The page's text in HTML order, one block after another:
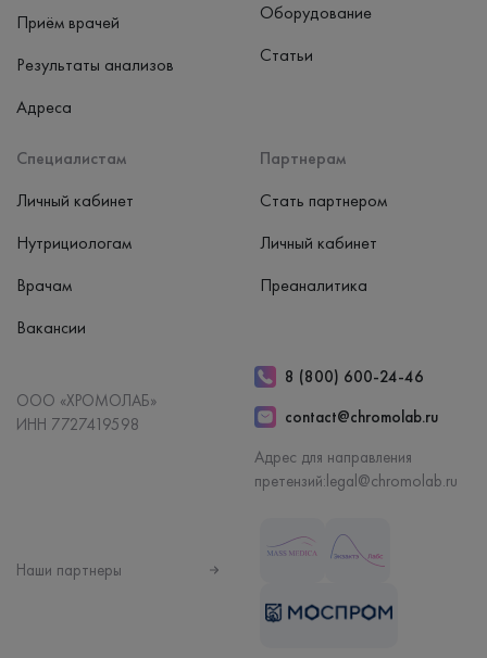
Приём врачей
Результаты анализов
Адреса
Специалистам
Личный кабинет
Нутрициологам
Врачам
Вакансии
Партнерам
Стать партнером
Личный кабинет
Преаналитика
Оборудование
Статьи
ООО «ХРОМОЛАБ»
ИНН 7727419598
8 (800) 600-24-46
contact@chromolab.ru
Адрес для направления
претензий:legal@chromolab.ru
Наши партнеры